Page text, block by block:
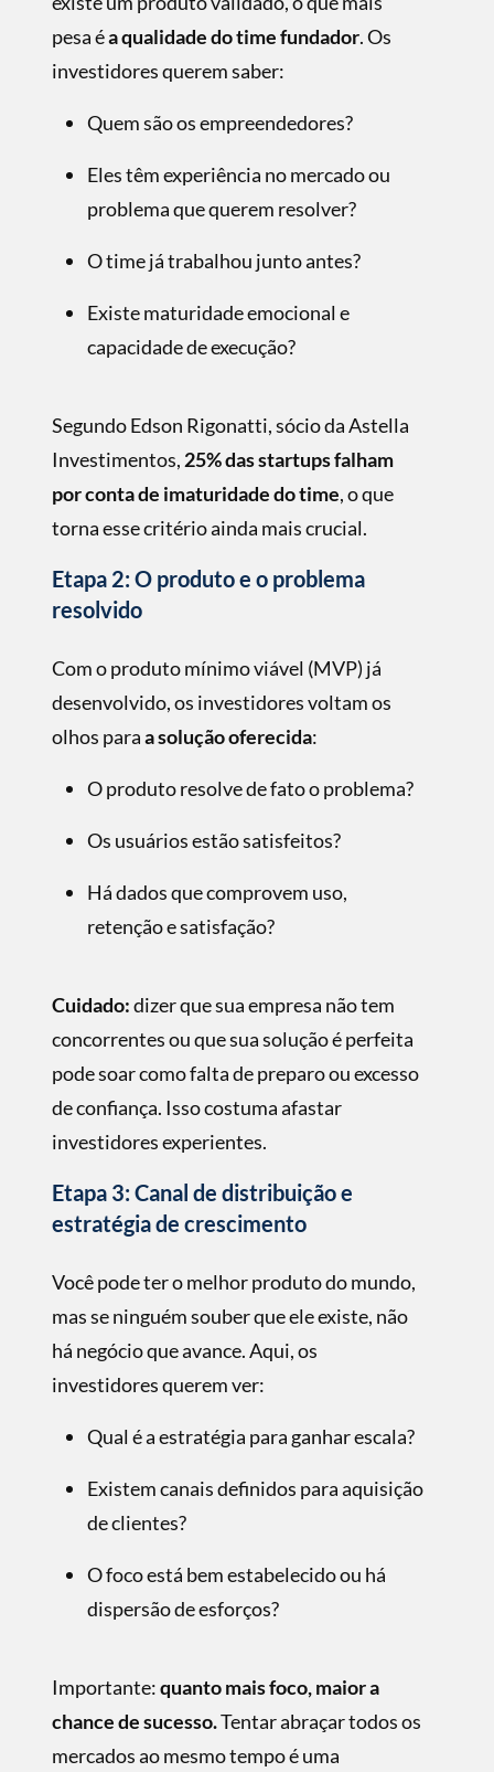
pesa éa qualidade do time fundador. Os
investidores querem saber:
Quem são os empreendedores?
Eles têm experiência no mercado ou
problema que querem resolver?
O time já trabalhou junto antes?
Existe maturidade emocional e
capacidade de execução?
Segundo Edson Rigonatti, sócio da Astella
Investimentos, 25% das startups falham
por conta de imaturidade do time, o que
torna esse critério ainda mais crucial.
Etapa 2: O produto e o problema
resolvido
Com o produto mínimo viável (MVP) já
desenvolvido, os investidores voltam os
olhos paraa solução oferecida:
O produto resolve de fato o problema?
Os usuários estão satisfeitos?
Há dados que comprovem uso,
retenção e satisfação?
Cuidado:dizer que sua empresa não tem
concorrentes ou que sua solução é perfeita
pode soar como falta de preparo ou excesso
de conﬁança. Isso costuma afastar
investidores experientes.
Etapa 3: Canal de distribuição e
estratégia de crescimento
Você pode ter o melhor produto do mundo,
mas se ninguém souber que ele existe, não
há negócio que avance. Aqui, os
investidores querem ver:
Qual é a estratégia para ganhar escala?
Existem canais deﬁnidos para aquisição
de clientes?
O foco está bem estabelecido ou há
dispersão de esforços?
Importante:quanto mais foco, maior a
chance de sucesso.Tentar abraçar todos os
mercados ao mesmo tempo é uma